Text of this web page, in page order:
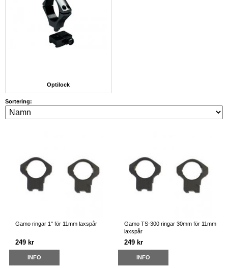
Optilock
Sortering:
Gamo ringar 1" för 11mm laxspår
249 kr
INFO
Gamo TS-300 ringar 30mm för 11mm
laxspår
249 kr
INFO